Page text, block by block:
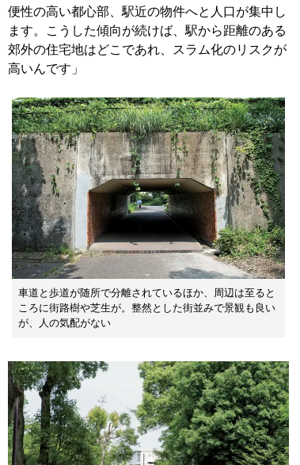
便性の高い都心部、駅近の物件へと人口が集中し
ます。こうした傾向が続けば、駅から距離のある
郊外の住宅地はどこであれ、スラム化のリスクが
高いんです」
車道と歩道が随所で分離されているほか、周辺は至ると
ころに街路樹や芝生が。整然とした街並みで景観も良い
が、人の気配がない